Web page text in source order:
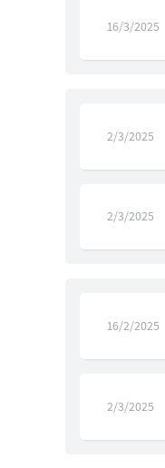
16/3/2025
2/3/2025
2/3/2025
16/2/2025
2/3/2025